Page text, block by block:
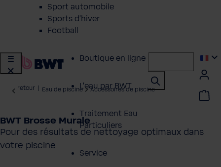
Sport automobile
Sports d'hiver
Football
Boutique en ligne
L'eau par BWT
Traitement Eau
Particuliers
Service
retour Eau de piscine Accessoires de piscine
BWT Brosse Murale
Pour des résultats de nettoyage optimaux dans
votre piscine